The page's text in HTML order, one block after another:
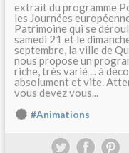
extrait du programme
les Journées
Patrimoine qui se
samedi 21 et le
septembre, la ville de
nous propose un
riche, très varié ... à
absolument et vite.
vous devez vous...
#Animations